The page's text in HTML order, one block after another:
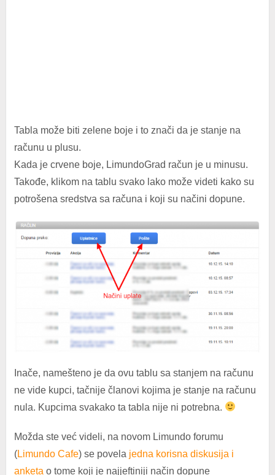
Tabla može biti zelene boje i to znači da je stanje na
računu u plusu.
Kada je crvene boje, LimundoGrad račun je u minusu.
Takođe, klikom na tablu svako lako može videti kako su
potrošena sredstva sa računa i koji su načini dopune.
Inače, namešteno je da ovu tablu sa stanjem na računu
ne vide kupci, tačnije članovi kojima je stanje na računu
nula. Kupcima svakako ta tabla nije ni potrebna.
Možda ste već videli, na novom Limundo forumu
(Limundo Cafe) se povela jedna korisna diskusija i
anketa o tome koji je najjeftiniji način dopune